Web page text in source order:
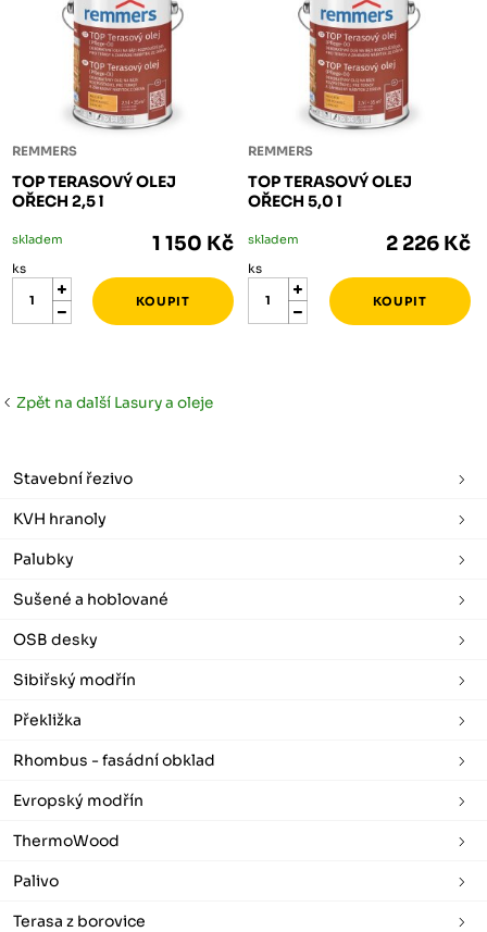
REMMERS
TOP TERASOVÝ OLEJ
OŘECH 2,5 l
skladem 1 150 Kč
ks
REMMERS
TOP TERASOVÝ OLEJ
OŘECH 5,0 l
skladem 2 226 Kč
ks
Zpět na další Lasury a oleje
Stavební řezivo
KVH hranoly
Palubky
Sušené a hoblované
OSB desky
Sibiřský modřín
Překližka
Rhombus - fasádní obklad
Evropský modřín
ThermoWood
Palivo
Terasa z borovice